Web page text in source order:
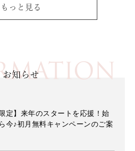
もっと見る
お知らせ
限定】来年のスタートを応援！始
今♪初月無料キャンペーンのご案